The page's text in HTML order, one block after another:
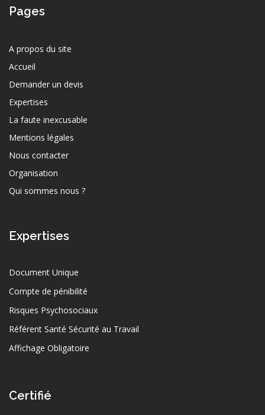
Pages
A propos du site
Accueil
Demander un devis
Expertises
La faute inexcusable
Mentions légales
Nous contacter
Organisation
Qui sommes nous ?
Expertises
Document Unique
Compte de pénibilité
Risques Psychosociaux
Référent Santé Sécurité au Travail
Affichage Obligatoire
Certifié